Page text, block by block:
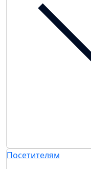
Посетителям